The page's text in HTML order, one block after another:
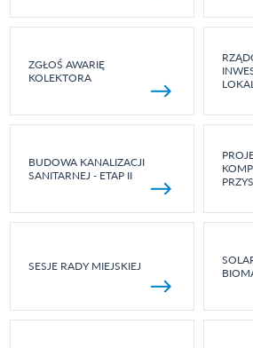
ZGŁOŚ AWARIĘ
KOLEKTORA
BUDOWA KANALIZACJI
SANITARNEJ - ETAP II
SESJE RADY MIEJSKIEJ